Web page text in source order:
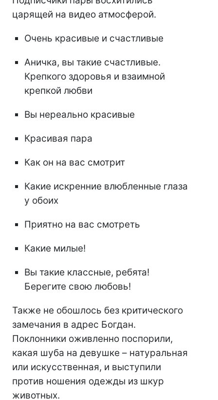
царящей на видео атмосферой.
Очень красивые и счастливые
Аничка, вы такие счастливые.
Крепкого здоровья и взаимной
крепкой любви
Вы нереально красивые
Красивая пара
Как он на вас смотрит
Какие искренние влюбленные глаза
у обоих
Приятно на вас смотреть
Какие милые!
Вы такие классные, ребята!
Берегите свою любовь!
Также не обошлось без критического
замечания в адрес Богдан.
Поклонники оживленно поспорили,
какая шуба на девушке – натуральная
или искусственная, и выступили
против ношения одежды из шкур
животных.